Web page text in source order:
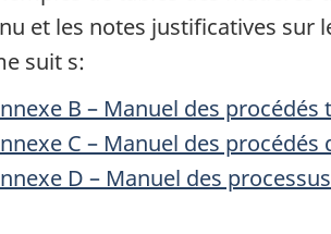
et les notes justificatives sur
suit s:
B – Manuel des
C – Manuel des
D – Manuel des